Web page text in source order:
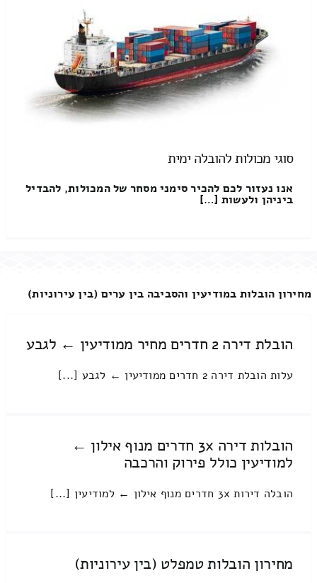
סוגי מכולות להובלה ימית
אנו נעזור לכם להכיר סימני מסחר של המכולות, להבדיל
ביניהן ולעשות […]
מחירון הובלות במודיעין והסביבה בין ערים (בין עירוניות)
הובלת דירה 2 חדרים מחיר ממודיעין ← לגבע
עלות הובלת דירה 2 חדרים ממודיעין ← לגבע [...]
הובלות דירה 3x חדרים מנוף אילון ←
למודיעין כולל פירוק והרכבה
הובלה דירות 3x חדרים מנוף אילון ← למודיעין [...]
מחירון הובלות טמפלט (בין עירוניות)